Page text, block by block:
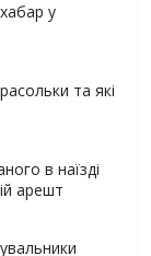
у
та які
в наїзді
арешт